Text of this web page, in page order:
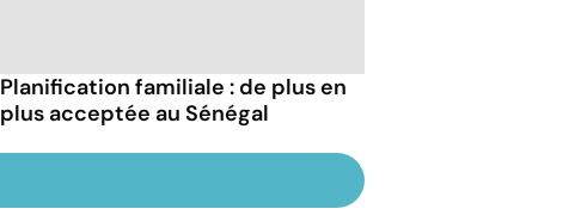
Planification familiale : de plus en
plus acceptée au Sénégal